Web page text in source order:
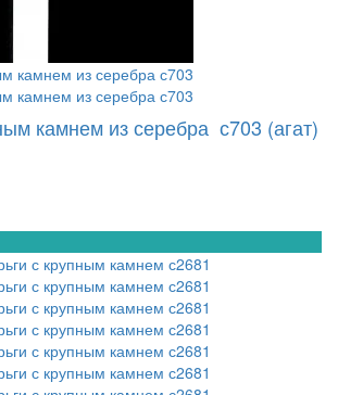
камнем из серебра с703 (агат)